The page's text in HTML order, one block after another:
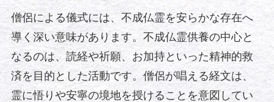
僧侶による儀式には、不成仏霊を安らかな存在へ
導く深い意味があります。不成仏霊供養の中心と
なるのは、読経や祈願、お加持といった精神的救
済を目的とした活動です。僧侶が唱える経文は、
霊に悟りや安寧の境地を授けることを意図してい